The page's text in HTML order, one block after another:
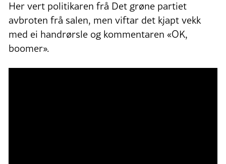
Her vert politikaren frå Det grøne partiet
avbroten frå salen, men viftar det kjapt vekk
med ei handrørsle og kommentaren «OK,
boomer».